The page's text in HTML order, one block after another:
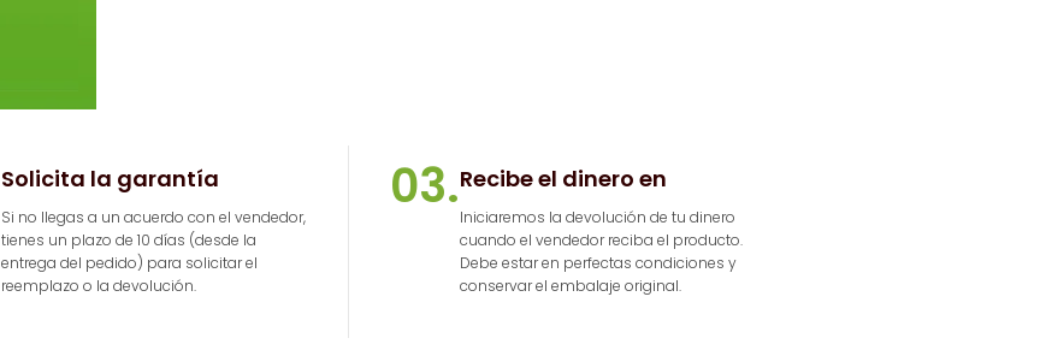
Solicita la garantía
Si no llegas a un acuerdo con el vendedor,
tienes un plazo de 10 días (desde la
entrega del pedido) para solicitar el
reemplazo o la devolución.
03.Recibe el dinero en
Iniciaremos la devolución de tu dinero
cuando el vendedor reciba el producto.
Debe estar en perfectas condiciones y
conservar el embalaje original.